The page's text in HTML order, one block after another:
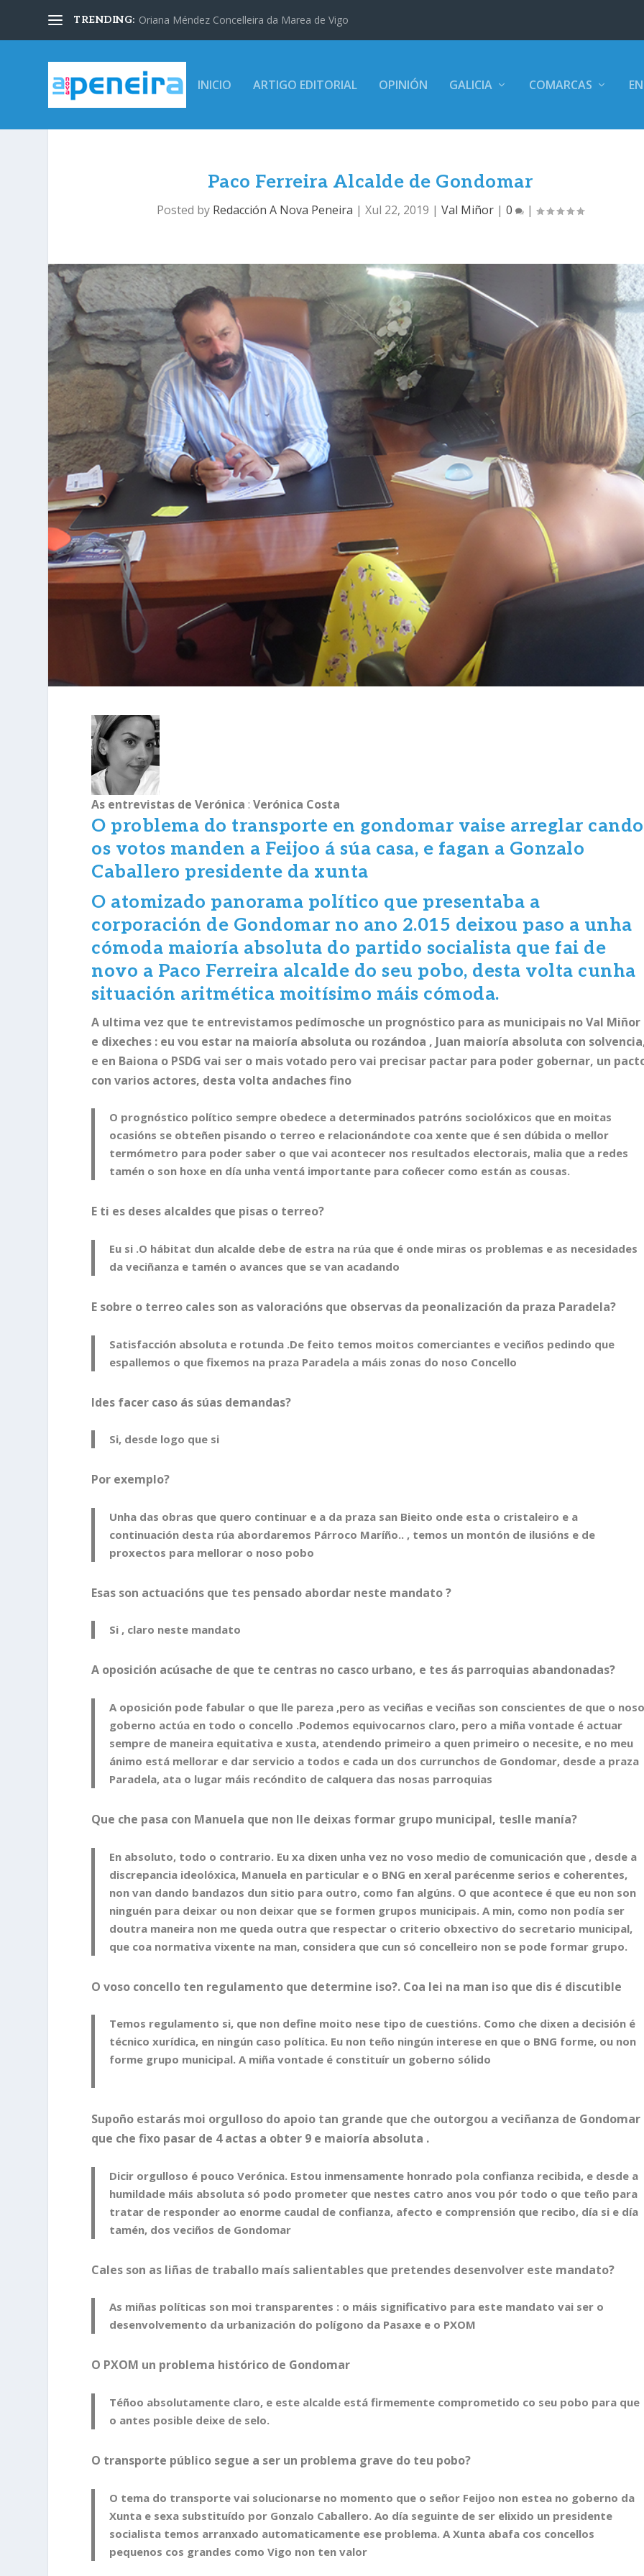
TRENDING: Oriana Méndez Concelleira da Marea de Vigo
INICIO ARTIGO EDITORIAL OPINIÓN GALICIA COMARCAS
Paco Ferreira Alcalde de Gondomar
Posted by Redacción A Nova Peneira | Xul 22, 2019 | Val Miñor| 0 |
As entrevistas de Verónica :Verónica Costa
O problema do transporte en gondomar vaise arreglar cando
os votos manden a Feijoo á súa casa, e fagan a Gonzalo
Caballero presidente da xunta
O atomizado panorama político que presentaba a
corporación de Gondomar no ano 2.015 deixou paso a unha
cómoda maioría absoluta do partido socialista que fai de
novo a Paco Ferreira alcalde do seu pobo, desta volta cunha
situación aritmética moitísimo máis cómoda.
A ultima vez que te entrevistamos pedímosche un prognóstico para as municipais no Val Miñor
e dixeches : eu vou estar na maioría absoluta ou rozándoa , Juan maioría absoluta con
e en Baiona o PSDG vai ser o mais votado pero vai precisar pactar para poder gobernar, un
con varios actores, desta volta andaches fino
O prognóstico político sempre obedece a determinados patróns sociolóxicos que en moitas
ocasións se obteñen pisando o terreo e relacionándote coa xente que é sen dúbida o mellor
termómetro para poder saber o que vai acontecer nos resultados electorais, malia que a redes
tamén o son hoxe en día unha ventá importante para coñecer como están as cousas.
E ti es deses alcaldes que pisas o terreo?
Eu si .O hábitat dun alcalde debe de estra na rúa que é onde miras os problemas e as necesidades
da veciñanza e tamén o avances que se van acadando
E sobre o terreo cales son as valoracións que observas da peonalización da praza Paradela?
Satisfacción absoluta e rotunda .De feito temos moitos comerciantes e veciños pedindo que
espallemos o que fixemos na praza Paradela a máis zonas do noso Concello
Ides facer caso ás súas demandas?
Si, desde logo que si
Por exemplo?
Unha das obras que quero continuar e a da praza san Bieito onde esta o cristaleiro e a
continuación desta rúa abordaremos Párroco Maríño.. , temos un montón de ilusións e de
proxectos para mellorar o noso pobo
Esas son actuacións que tes pensado abordar neste mandato ?
Si , claro neste mandato
A oposición acúsache de que te centras no casco urbano, e tes ás parroquias abandonadas?
A oposición pode fabular o que lle pareza ,pero as veciñas e veciñas son conscientes de que o
goberno actúa en todo o concello .Podemos equivocarnos claro, pero a miña vontade é actuar
sempre de maneira equitativa e xusta, atendendo primeiro a quen primeiro o necesite, e no meu
ánimo está mellorar e dar servicio a todos e cada un dos currunchos de Gondomar, desde a praza
Paradela, ata o lugar máis recóndito de calquera das nosas parroquias
Que che pasa con Manuela que non lle deixas formar grupo municipal, teslle manía?
En absoluto, todo o contrario. Eu xa dixen unha vez no voso medio de comunicación que , desde a
discrepancia ideolóxica, Manuela en particular e o BNG en xeral parécenme serios e coherentes,
non van dando bandazos dun sitio para outro, como fan algúns. O que acontece é que eu non son
ninguén para deixar ou non deixar que se formen grupos municipais. A min, como non podía ser
doutra maneira non me queda outra que respectar o criterio obxectivo do secretario municipal,
que coa normativa vixente na man, considera que cun só concelleiro non se pode formar grupo.
O voso concello ten regulamento que determine iso?. Coa lei na man iso que dis é discutible
Temos regulamento si, que non define moito nese tipo de cuestións. Como che dixen a decisión é
técnico xurídica, en ningún caso política. Eu non teño ningún interese en que o BNG forme, ou non
forme grupo municipal. A miña vontade é constituír un goberno sólido
Supoño estarás moi orgulloso do apoio tan grande que che outorgou a veciñanza de Gondomar
que che fixo pasar de 4 actas a obter 9 e maioría absoluta .
Dicir orgulloso é pouco Verónica. Estou inmensamente honrado pola confianza recibida, e desde a
humildade máis absoluta só podo prometer que nestes catro anos vou pór todo o que teño para
tratar de responder ao enorme caudal de confianza, afecto e comprensión que recibo, día si e día
tamén, dos veciños de Gondomar
Cales son as liñas de traballo maís salientables que pretendes desenvolver este mandato?
As miñas políticas son moi transparentes : o máis significativo para este mandato vai ser o
desenvolvemento da urbanización do polígono da Pasaxe e o PXOM
O PXOM un problema histórico de Gondomar
Téñoo absolutamente claro, e este alcalde está firmemente comprometido co seu pobo para que
o antes posible deixe de selo.
O transporte público segue a ser un problema grave do teu pobo?
O tema do transporte vai solucionarse no momento que o señor Feijoo non estea no goberno da
Xunta e sexa substituído por Gonzalo Caballero. Ao día seguinte de ser elixido un presidente
socialista temos arranxado automaticamente ese problema. A Xunta abafa cos concellos
pequenos cos grandes como Vigo non ten valor